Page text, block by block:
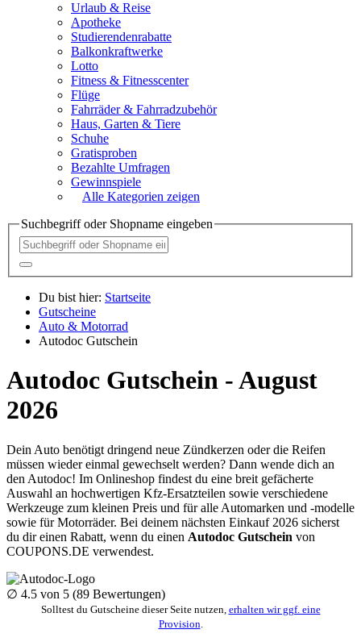
Urlaub & Reise
Apotheke
Studierendenrabatte
Balkonkraftwerke
Lotto
Fitness & Fitnesscenter
Flüge
Fahrräder & Fahrradzubehör
Haus, Garten & Tiere
Schuhe
Gratisproben
Bezahlte Umfragen
Gewinnspiele
Alle Kategorien zeigen
Suchbegriff oder Shopname eingeben
Du bist hier: Startseite
Gutscheine
Auto & Motorrad
Autodoc Gutschein
Autodoc Gutschein - August
2026
Dein Auto benötigt dringend neue Zündkerzen oder die Reifen
müssen wieder einmal gewechselt werden? Dann wende dich an
den Autodoc! Im Onlineshop findest du eine breit gefächerte
Auswahl an hochwertigen Kfz-Ersatzteilen sowie verschiedene
Werkzeuge zum kleinen Preis und für alle Automarken und -modelle
sowie für Motorräder. Bei deinem nächsten Einkauf 2026 sicherst
du dir einen Rabatt, wenn du einen Autodoc Gutschein von
COUPONS.DE verwendest.
∅ 4.5 von 5 (89 Bewertungen)
Solltest du Gutscheine dieser Seite nutzen, erhalten wir ggf. eine
Provision